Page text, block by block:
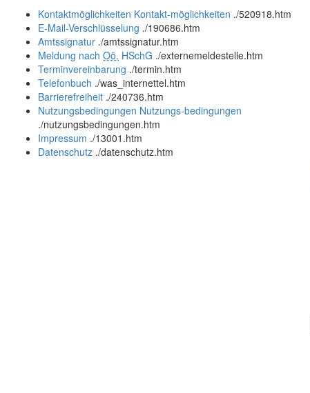
Kontaktmöglichkeiten Kontakt-möglichkeiten ./520918.htm
E-Mail-Verschlüsselung ./190686.htm
Amtssignatur ./amtssignatur.htm
Meldung nach Oö. HSchG ./externemeldestelle.htm
Terminvereinbarung ./termin.htm
Telefonbuch ./was_internettel.htm
Barrierefreiheit ./240736.htm
Nutzungsbedingungen Nutzungs-bedingungen
./nutzungsbedingungen.htm
Impressum ./13001.htm
Datenschutz ./datenschutz.htm